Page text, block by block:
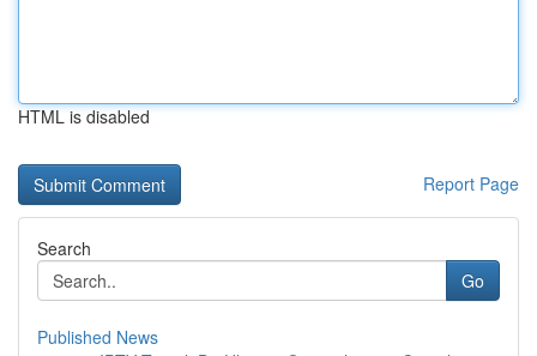
HTML is disabled
Report Page
Search
Go
Published News